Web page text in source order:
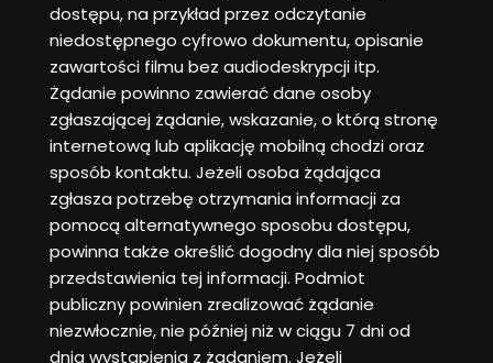
dostępu, na przykład przez odczytanie
niedostępnego cyfrowo dokumentu, opisanie
zawartości filmu bez audiodeskrypcji itp.
Żądanie powinno zawierać dane osoby
zgłaszającej żądanie, wskazanie, o którą stronę
internetową lub aplikację mobilną chodzi oraz
sposób kontaktu. Jeżeli osoba żądająca
zgłasza potrzebę otrzymania informacji za
pomocą alternatywnego sposobu dostępu,
powinna także określić dogodny dla niej sposób
przedstawienia tej informacji. Podmiot
publiczny powinien zrealizować żądanie
niezwłocznie, nie później niż w ciągu 7 dni od
dnia wystąpienia z żądaniem. Jeżeli